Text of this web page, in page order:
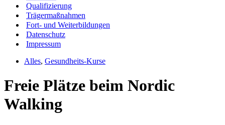
Qualifizierung
Trägermaßnahmen
Fort- und Weiterbildungen
Datenschutz
Impressum
Alles, Gesundheits-Kurse
Freie Plätze beim Nordic
Walking